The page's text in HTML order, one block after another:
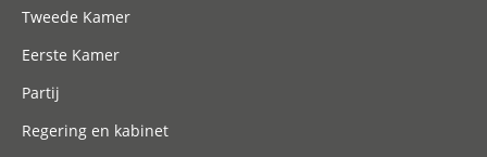
Tweede Kamer
Eerste Kamer
Partij
Regering en kabinet